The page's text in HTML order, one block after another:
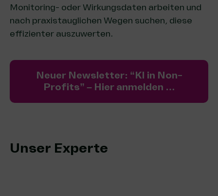
Monitoring- oder Wirkungsdaten arbeiten und
nach praxistauglichen Wegen suchen, diese
effizienter auszuwerten.
Neuer Newsletter: “KI in Non-
Profits” – Hier anmelden …
Unser Experte